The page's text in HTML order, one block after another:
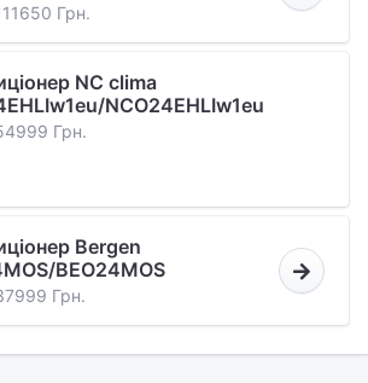
Грн.
NC clima
NCO24EHLIw1eu
Грн.
Bergen
BEO24MOS
Грн.